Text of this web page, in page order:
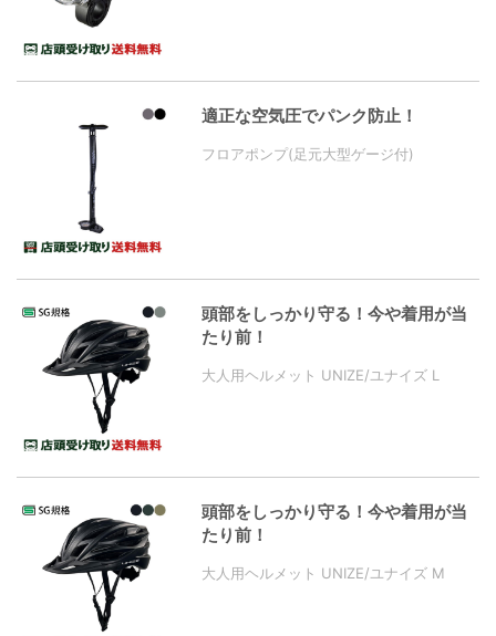
適正な空気圧でパンク防止！
フロアポンプ(足元大型ゲージ付)
頭部をしっかり守る！今や着用が当
たり前！
大人用ヘルメット UNIZE/ユナイズ L
頭部をしっかり守る！今や着用が当
たり前！
大人用ヘルメット UNIZE/ユナイズ M